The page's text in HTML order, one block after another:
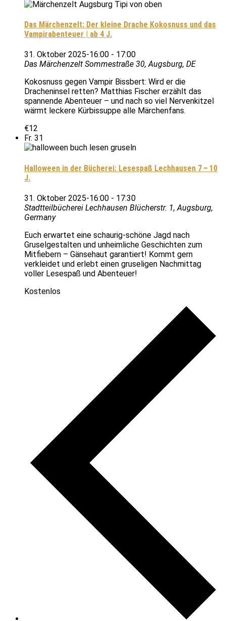
Das Märchenzelt: Der kleine Drache Kokosnuss und das
Vampirabenteuer | ab 4 J.
31. Oktober 2025-16:00 - 17:00
Das Märchenzelt Sommestraße 30, Augsburg, DE
Kokosnuss gegen Vampir Bissbert: Wird er die
Dracheninsel retten? Matthias Fischer erzählt das
spannende Abenteuer – und nach so viel Nervenkitzel
wärmt leckere Kürbissuppe alle Märchenfans.
€12
Fr. 31
Halloween in der Bücherei: Lesespaß Lechhausen 7 – 10
J.
31. Oktober 2025-16:00 - 17:30
Stadtteilbücherei Lechhausen Blücherstr. 1, Augsburg,
Germany
Euch erwartet eine schaurig-schöne Jagd nach
Gruselgestalten und unheimliche Geschichten zum
Mitfiebern – Gänsehaut garantiert! Kommt gern
verkleidet und erlebt einen gruseligen Nachmittag
voller Lesespaß und Abenteuer!
Kostenlos